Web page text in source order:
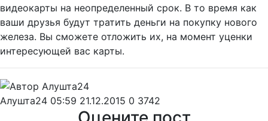
видеокарты на неопределенный срок. В то время как
ваши друзья будут тратить деньги на покупку нового
железа. Вы сможете отложить их, на момент уценки
интересующей вас карты.
Алушта24 05:59 21.12.2015 0 3742